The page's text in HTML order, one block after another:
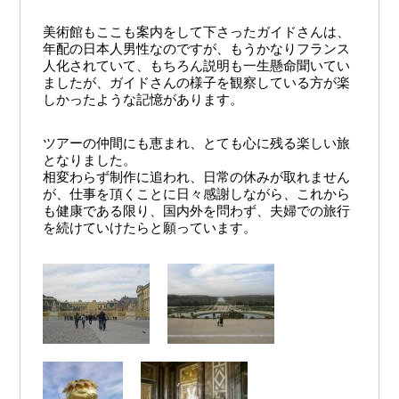
美術館もここも案内をして下さったガイドさんは、
年配の日本人男性なのですが、もうかなりフランス
人化されていて、もちろん説明も一生懸命聞いてい
ましたが、ガイドさんの様子を観察している方が楽
しかったような記憶があります。
ツアーの仲間にも恵まれ、とても心に残る楽しい旅
となりました。
相変わらず制作に追われ、日常の休みが取れません
が、仕事を頂くことに日々感謝しながら、これから
も健康である限り、国内外を問わず、夫婦での旅行
を続けていけたらと願っています。